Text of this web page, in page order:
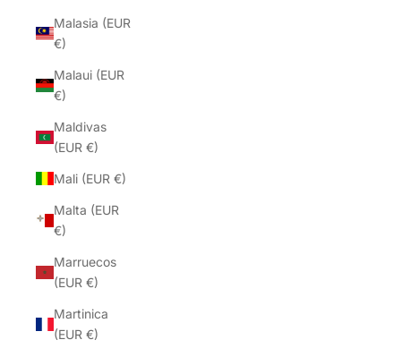
Malasia (EUR
€)
Malaui (EUR
€)
Maldivas
(EUR €)
Mali (EUR €)
Malta (EUR
€)
Marruecos
(EUR €)
Martinica
(EUR €)